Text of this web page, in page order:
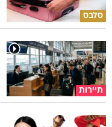
סלבס
תיירות